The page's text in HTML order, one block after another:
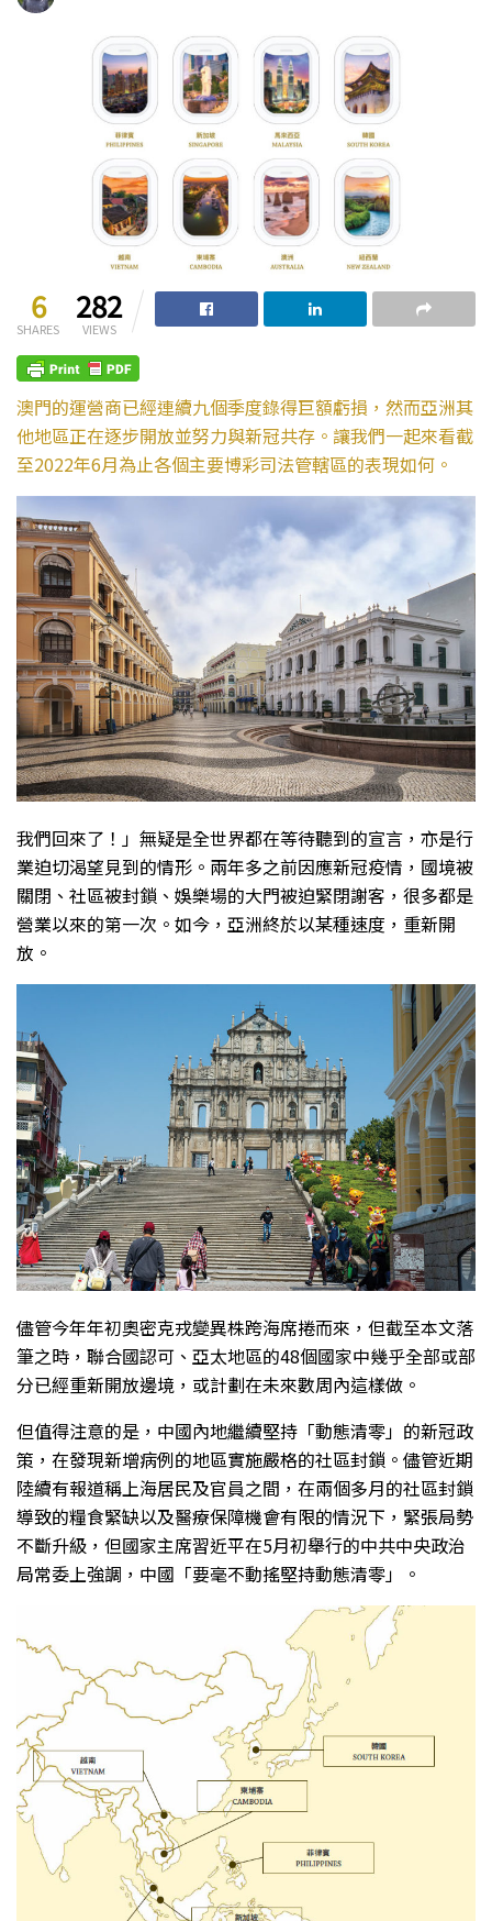
6
SHARES
282
VIEWS
澳門的運營商已經連續九個季度錄得巨額虧損，然而亞洲其
他地區正在逐步開放並努力與新冠共存。讓我們一起來看截
至2022年6月為止各個主要博彩司法管轄區的表現如何。
我們回來了！」無疑是全世界都在等待聽到的宣言，亦是行
業迫切渴望見到的情形。兩年多之前因應新冠疫情，國境被
關閉、社區被封鎖、娛樂場的大門被迫緊閉謝客，很多都是
營業以來的第一次。如今，亞洲終於以某種速度，重新開
放。
儘管今年年初奧密克戎變異株跨海席捲而來，但截至本文落
筆之時，聯合國認可、亞太地區的48個國家中幾乎全部或部
分已經重新開放邊境，或計劃在未來數周內這樣做。
但值得注意的是，中國內地繼續堅持「動態清零」的新冠政
策，在發現新增病例的地區實施嚴格的社區封鎖。儘管近期
陸續有報道稱上海居民及官員之間，在兩個多月的社區封鎖
導致的糧食緊缺以及醫療保障機會有限的情況下，緊張局勢
不斷升級，但國家主席習近平在5月初舉行的中共中央政治
局常委上強調，中國「要毫不動搖堅持動態清零」。